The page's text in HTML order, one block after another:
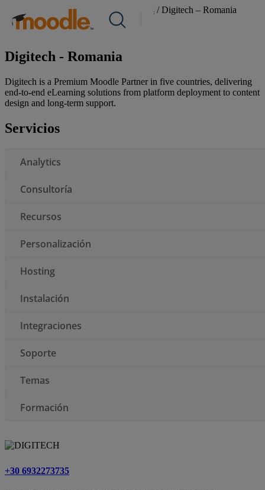
contenido
Productos
Servicios
Sobre nosotros
Contacto
Presentar una RFP
Obtener Moodle
Iniciar sesión
Certified Partners & Services /Digitech – Romania
Rumania
Premium
Digitech - Romania
Digitech is a Premium Moodle Partner in five countries, delivering
end-to-end eLearning solutions from platform deployment to content
design and long-term support.
Servicios
Analytics
Consultoría
Recursos
Personalización
Hosting
Instalación
Integraciones
Soporte
Temas
Formación
+30 6932273735